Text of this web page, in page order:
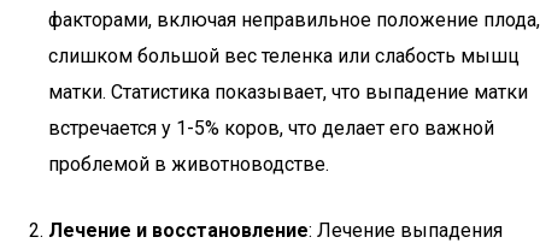
факторами, включая неправильное положение плода,
слишком большой вес теленка или слабость мышц
матки. Статистика показывает, что выпадение матки
встречается у 1-5% коров, что делает его важной
проблемой в животноводстве.
Лечение и восстановление: Лечение выпадения